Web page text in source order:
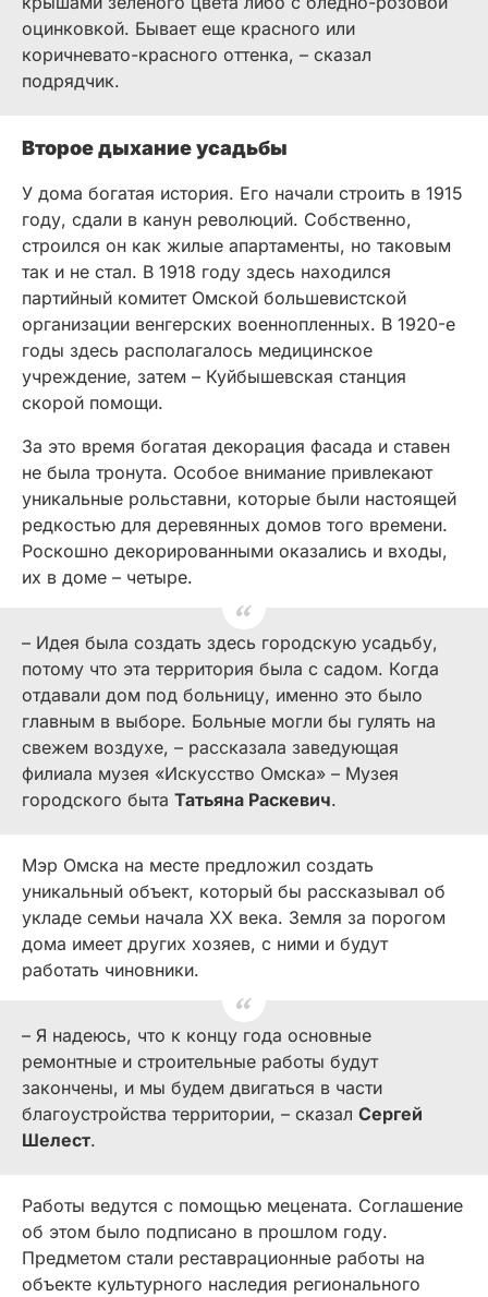
оцинковкой. Бывает еще красного или
коричневато-красного оттенка, – сказал
подрядчик.
Второе дыхание усадьбы
У дома богатая история. Его начали строить в 1915
году, сдали в канун революций. Собственно,
строился он как жилые апартаменты, но таковым
так и не стал. В 1918 году здесь находился
партийный комитет Омской большевистской
организации венгерских военнопленных. В 1920-е
годы здесь располагалось медицинское
учреждение, затем – Куйбышевская станция
скорой помощи.
За это время богатая декорация фасада и ставен
не была тронута. Особое внимание привлекают
уникальные рольставни, которые были настоящей
редкостью для деревянных домов того времени.
Роскошно декорированными оказались и входы,
их в доме – четыре.
– Идея была создать здесь городскую усадьбу,
потому что эта территория была с садом. Когда
отдавали дом под больницу, именно это было
главным в выборе. Больные могли бы гулять на
свежем воздухе, – рассказала заведующая
филиала музея «Искусство Омска» – Музея
городского быта Татьяна Раскевич.
Мэр Омска на месте предложил создать
уникальный объект, который бы рассказывал об
укладе семьи начала ХХ века. Земля за порогом
дома имеет других хозяев, с ними и будут
работать чиновники.
– Я надеюсь, что к концу года основные
ремонтные и строительные работы будут
закончены, и мы будем двигаться в части
благоустройства территории, – сказал Сергей
Шелест.
Работы ведутся с помощью мецената. Соглашение
об этом было подписано в прошлом году.
Предметом стали реставрационные работы на
объекте культурного наследия регионального